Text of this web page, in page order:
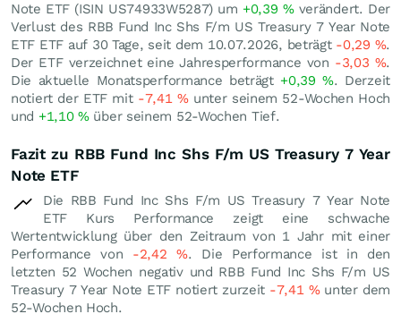
Note ETF (ISIN US74933W5287) um +0,39 %verändert. Der
Verlust des RBB Fund Inc Shs F/m US Treasury 7 Year Note
ETF ETF auf 30 Tage, seit dem 10.07.2026, beträgt -0,29 %.
Der ETF verzeichnet eine Jahresperformance von -3,03 %.
Die aktuelle Monatsperformance beträgt +0,39%. Derzeit
notiert der ETF mit -7,41 %unter seinem 52-Wochen Hoch
und +1,10%über seinem 52-Wochen Tief.
Fazit zu RBB Fund Inc Shs F/m US Treasury 7 Year
Note ETF
Die RBB Fund Inc Shs F/m US Treasury 7 Year Note
ETF Kurs Performance zeigt eine schwache
Wertentwicklung über den Zeitraum von 1 Jahr mit einer
Performance von -2,42%. Die Performance ist in den
letzten 52 Wochen negativ und RBB Fund Inc Shs F/m US
Treasury 7 Year Note ETF notiert zurzeit -7,41 %unter dem
52-Wochen Hoch.